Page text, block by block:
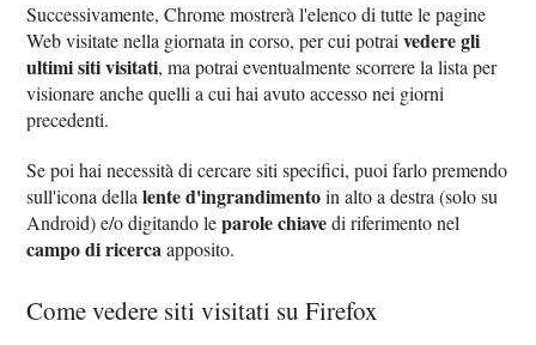
Successivamente, Chrome mostrerà l'elenco di tutte le pagine
Web visitate nella giornata in corso, per cui potraivedere gli
ultimi siti visitati, ma potrai eventualmente scorrere la lista per
visionare anche quelli a cui hai avuto accesso nei giorni
precedenti.
Se poi hai necessità di cercare siti specifici, puoi farlo premendo
sull'icona dellalente d'ingrandimentoin alto a destra (solo su
Android) e/o digitando leparole chiavedi riferimento nel
campo di ricercaapposito.
Come vedere siti visitati su Firefox